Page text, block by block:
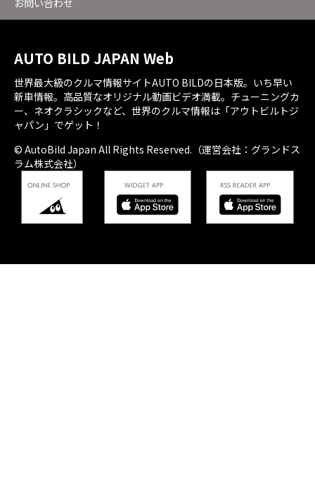
お問い合わせ
AUTO BILD JAPAN Web
世界最大級のクルマ情報サイトAUTO BILDの日本版。いち早い
新車情報。高品質なオリジナル動画ビデオ満載。チューニングカ
ー、ネオクラシックなど、世界のクルマ情報は「アウトビルトジ
ャパン」でゲット！
© AutoBild Japan All Rights Reserved.（運営会社：グランドス
ラム株式会社）